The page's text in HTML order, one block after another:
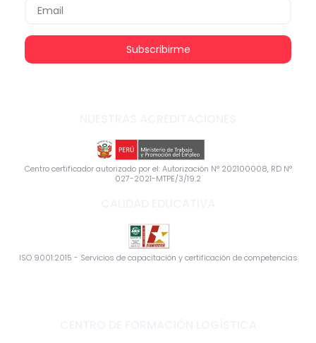
Subscribirme
Centro certificador autorizado por el: Autorización N° 202100008, RD N°
027-2021-MTPE/3/19.2
ISO 9001:2015 - Servicios de capacitación y certificación de competencias